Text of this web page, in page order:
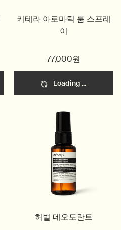
키테라 아로마틱 룸 스프레
이
77,000원
Loading ...
허벌 데오도란트